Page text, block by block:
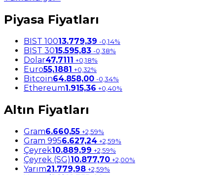
Piyasa Fiyatları
BIST 10013.779,39 -0,14%
BIST 3015.595,83 -0,38%
Dolar47,7111 +0,18%
Euro55,1881 +0,32%
Bitcoin64.858,00 -0,34%
Ethereum1.915,36 +0,40%
Altın Fiyatları
Gram6.660,55 +2,59%
Gram 9956.627,24 +2,59%
Çeyrek10.889,99 +2,59%
Çeyrek (SG)10.877,70 +2,00%
Yarım21.779,98 +2,59%